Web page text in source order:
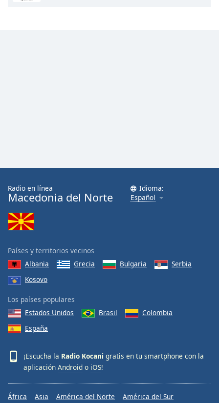
Font
Family
Close
Modal
Dialog
End
dialog
window.
Radio en línea
Macedonia del Norte
Idioma:
Español
Países y territorios vecinos
Albania
Grecia Bulgaria
Serbia
Kosovo
Los países populares
Estados Unidos
Brasil
Colombia
España
¡Escucha la Radio Kocani gratis en tu smartphone con la
aplicación Android o iOS!
África Asia América del Norte América del Sur